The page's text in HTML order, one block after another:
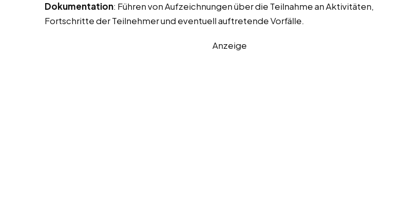
Dokumentation: Führen von Aufzeichnungen über die Teilnahme an Aktivitäten,
Fortschritte der Teilnehmer und eventuell auftretende Vorfälle.
Anzeige